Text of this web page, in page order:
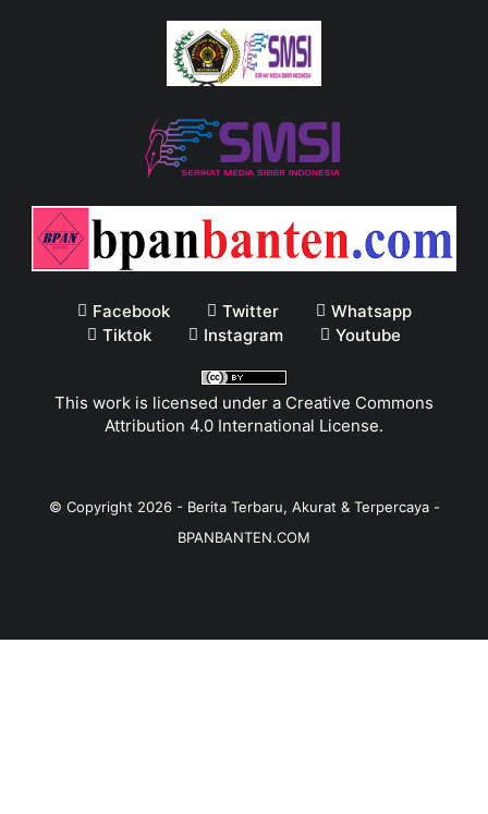
Facebook Twitter
Whatsapp
Tiktok
Instagram Youtube
This work is licensed under a Creative Commons
Attribution 4.0 International License.
© Copyright 2026- Berita Terbaru, Akurat & Terpercaya -
BPANBANTEN.COM